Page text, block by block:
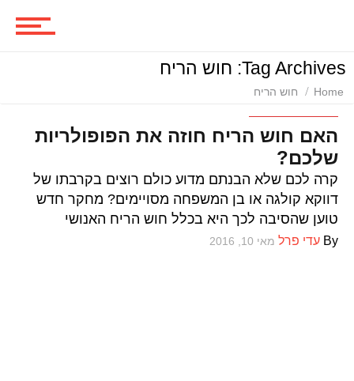
ביקורות סרטים
סדרות
משחקים
Tag Archives: חוש הריח
Home חוש הריח
האם חוש הריח חוזה את הפופולריות
שלכם?
קרה לכם שלא הבנתם מדוע כולם רוצים בקרבתו של
דווקא קולגה או בן המשפחה מסויימים? מחקר חדש
טוען שהסיבה לכך היא בכלל חוש הריח האנושי
By עדי פרל מאי 10, 2016